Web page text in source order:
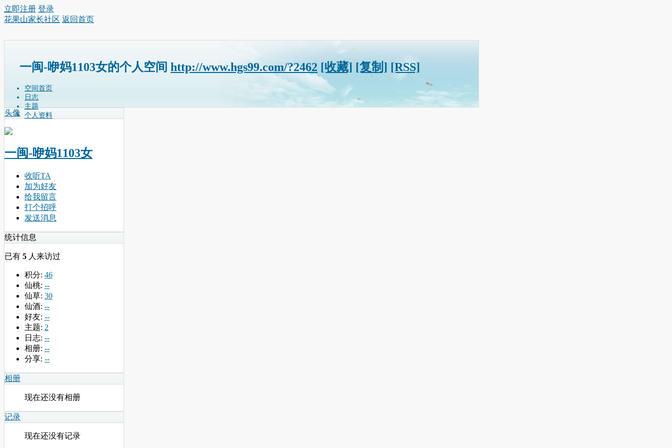
立即注册 登录
花果山家长社区 返回首页
一闽-咿妈1103女的个人空间 http://www.hgs99.com/?2462 [收藏] [复制] [RSS]
空间首页
日志
主题
个人资料
头像
一闽-咿妈1103女
收听TA
加为好友
给我留言
打个招呼
发送消息
统计信息
已有 5 人来访过
积分: 46
仙桃: --
仙草: 30
仙酒: --
好友: --
主题: 2
日志: --
相册: --
分享: --
相册
现在还没有相册
记录
现在还没有记录